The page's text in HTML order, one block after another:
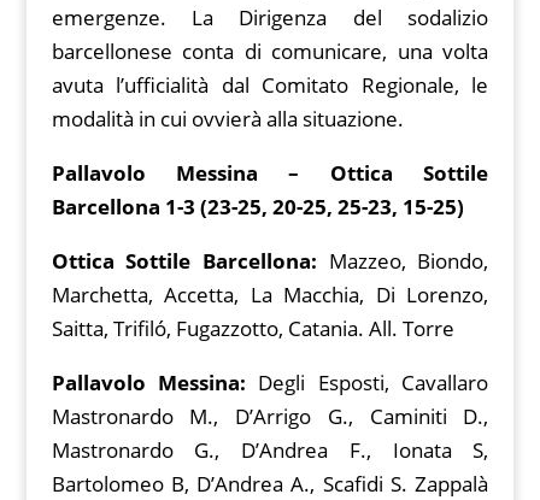
emergenze. La Dirigenza del sodalizio
barcellonese conta di comunicare, una volta
avuta l’ufficialità dal Comitato Regionale, le
modalità in cui ovvierà alla situazione.
Pallavolo Messina – Ottica Sottile
Barcellona 1-3 (23-25, 20-25, 25-23, 15-25)
Ottica Sottile Barcellona: Mazzeo, Biondo,
Marchetta, Accetta, La Macchia, Di Lorenzo,
Saitta, Trifiló, Fugazzotto, Catania. All. Torre
Pallavolo Messina: Degli Esposti, Cavallaro
Mastronardo M., D’Arrigo G., Caminiti D.,
Mastronardo G., D’Andrea F., Ionata S,
Bartolomeo B, D’Andrea A., Scafidi S. Zappalà